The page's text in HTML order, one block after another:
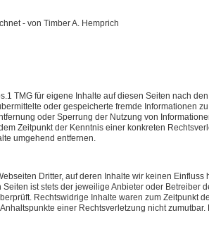
- von Timber A. Hemprich
TMG für eigene Inhalte auf diesen Seiten nach
oder gespeicherte fremde Informationen
oder Sperrung der Nutzung von
Zeitpunkt der Kenntnis einer konkreten
umgehend entfernen.
Dritter, auf deren Inhalte wir keinen
ist stets der jeweilige Anbieter oder Betreiber
Rechtswidrige Inhalte waren zum Zeitpunkt
einer Rechtsverletzung nicht